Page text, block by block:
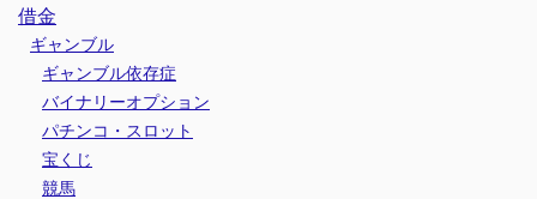
借金
ギャンブル
ギャンブル依存症
バイナリーオプション
パチンコ・スロット
宝くじ
競馬